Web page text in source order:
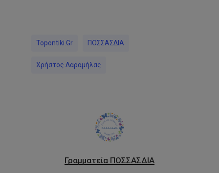
Topontiki.gr ΠΟΣΣΑΣΔΙΑ
Χρήστος Δαραμήλας
Γραμματεία ΠΟΣΣΑΣΔΙΑ